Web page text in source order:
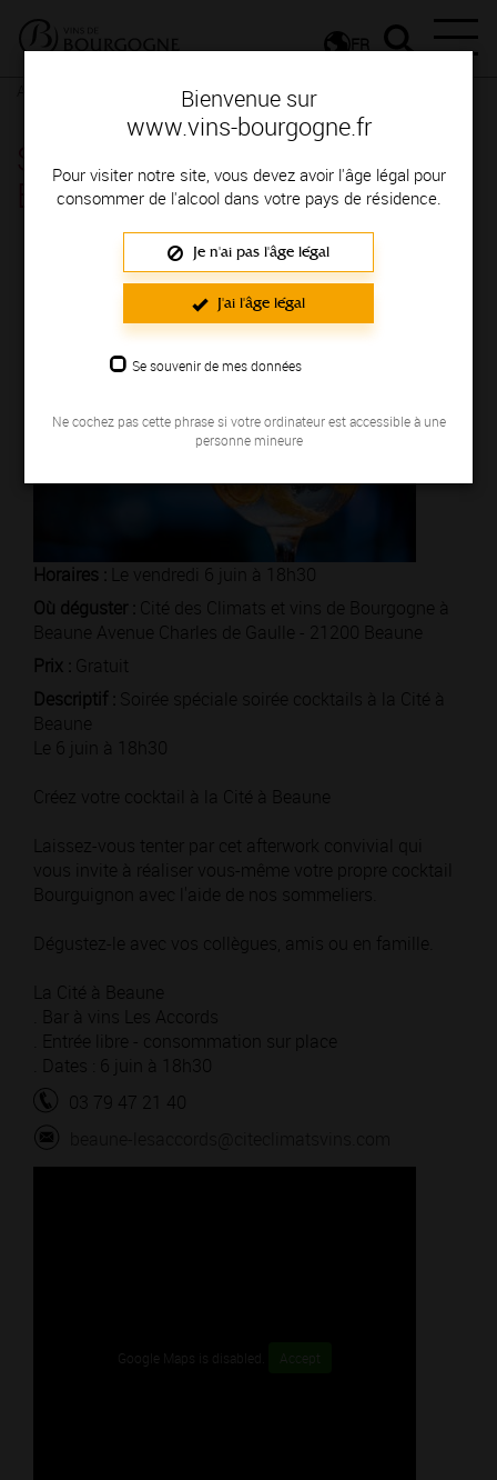
Bienvenue sur
www.vins-bourgogne.fr
Pour visiter notre site, vous devez avoir l'âge légal pour
consommer de l'alcool dans votre pays de résidence.
Je n'ai pas l'âge légal
J'ai l'âge légal
Se souvenir de mes données
Ne cochez pas cette phrase si votre ordinateur est accessible à une
personne mineure
FR
Rendez-vous
Soirée Cocktails à Beaune -
Beaune
Le 06 juin 2025
Horaires : Le vendredi 6 juin à 18h30
Où déguster : Cité des Climats et vins de Bourgogne à
Beaune Avenue Charles de Gaulle - 21200 Beaune
Prix : Gratuit
Descriptif : Soirée spéciale soirée cocktails à la Cité à
Beaune
Le 6 juin à 18h30
Créez votre cocktail à la Cité à Beaune
Laissez-vous tenter par cet afterwork convivial qui
vous invite à réaliser vous-même votre propre cocktail
Bourguignon avec l'aide de nos sommeliers.
Dégustez-le avec vos collègues, amis ou en famille.
La Cité à Beaune
. Bar à vins Les Accords
. Entrée libre - consommation sur place
. Dates : 6 juin à 18h30
03 79 47 21 40
Google Maps is disabled. Accept